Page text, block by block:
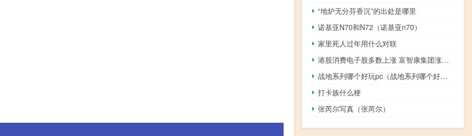
“地炉无分芬香沉”的出处是哪里
诺基亚N70和N72（诺基亚n70）
家里死人过年用什么对联
港股消费电子股多数上涨 富智康集团涨超25%
战地系列哪个好玩pc（战地系列哪个好玩）
打卡族什么梗
张芮尔写真（张芮尔）